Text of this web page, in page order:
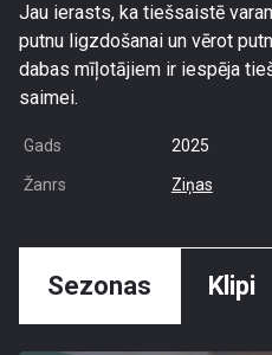
Jau ierasts, ka tiešsaistē
putnu ligzdošanai un vērot
dabas mīļotājiem ir iespēja
saimei.
Gads 2025
Žanrs Ziņas
Sezonas Klipi